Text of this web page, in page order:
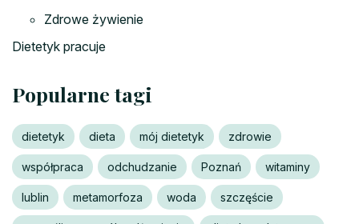
Zdrowe żywienie
Dietetyk pracuje
Popularne tagi
dietetyk dieta mój dietetyk zdrowie
współpraca odchudzanie Poznań witaminy
lublin metamorfoza woda szczęście